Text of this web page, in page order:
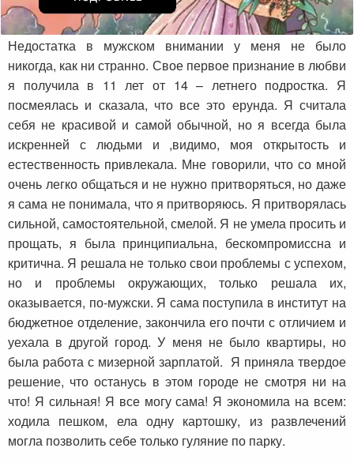
Недостатка в мужском внимании у меня не было
никогда, как ни странно. Свое первое признание в любви
я получила в 11 лет от 14 – летнего подростка. Я
посмеялась и сказала, что все это ерунда. Я считала
себя не красивой и самой обычной, но я всегда была
искренней с людьми и ,видимо, моя открытость и
естественность привлекала. Мне говорили, что со мной
очень легко общаться и не нужно притворяться, но даже
я сама не понимала, что я притворяюсь. Я притворялась
сильной, самостоятельной, смелой. Я не умела просить и
прощать, я была принципиальна, бескомпромиссна и
критична. Я решала не только свои проблемы с успехом,
но и проблемы окружающих, только решала их,
оказывается, по-мужски. Я сама поступила в институт на
бюджетное отделение, закончила его почти с отличием и
уехала в другой город. У меня не было квартиры, но
была работа с мизерной зарплатой. Я приняла твердое
решение, что останусь в этом городе не смотря ни на
что! Я сильная! Я все могу сама! Я экономила на всем:
ходила пешком, ела одну картошку, из развлечений
могла позволить себе только гуляние по парку.